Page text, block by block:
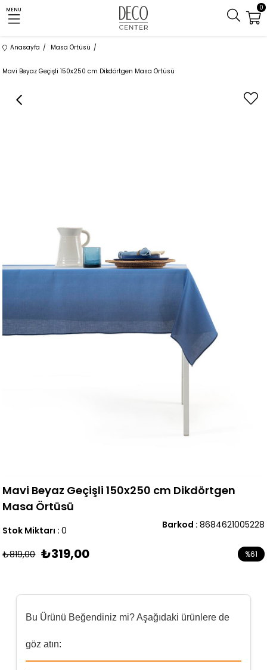
MENU 0
Anasayfa Masa Örtüsü
Mavi Beyaz Geçişli 150x250 cm Dikdörtgen Masa Örtüsü
Mavi Beyaz Geçişli 150x250 cm Dikdörtgen
Masa Örtüsü
Barkod : 8684621005228
Stok Miktarı : 0
₺819,00 ₺319,00 %61
Bu Ürünü Beğendiniz mi? Aşağıdaki ürünlere de
göz atın: